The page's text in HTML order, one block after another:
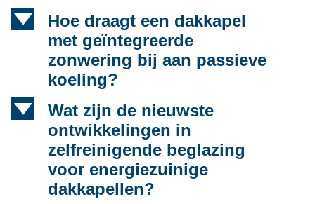
d
Hoe draagt een dakkapel
met geïntegreerde
zonwering bij aan passieve
koeling?
d
Wat zijn de nieuwste
ontwikkelingen in
zelfreinigende beglazing
voor energiezuinige
dakkapellen?